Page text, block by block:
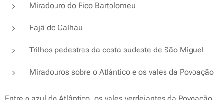
Miradouro do Pico Bartolomeu
Fajã do Calhau
Trilhos pedestres da costa sudeste de São Miguel
Miradouros sobre o Atlântico e os vales da Povoação